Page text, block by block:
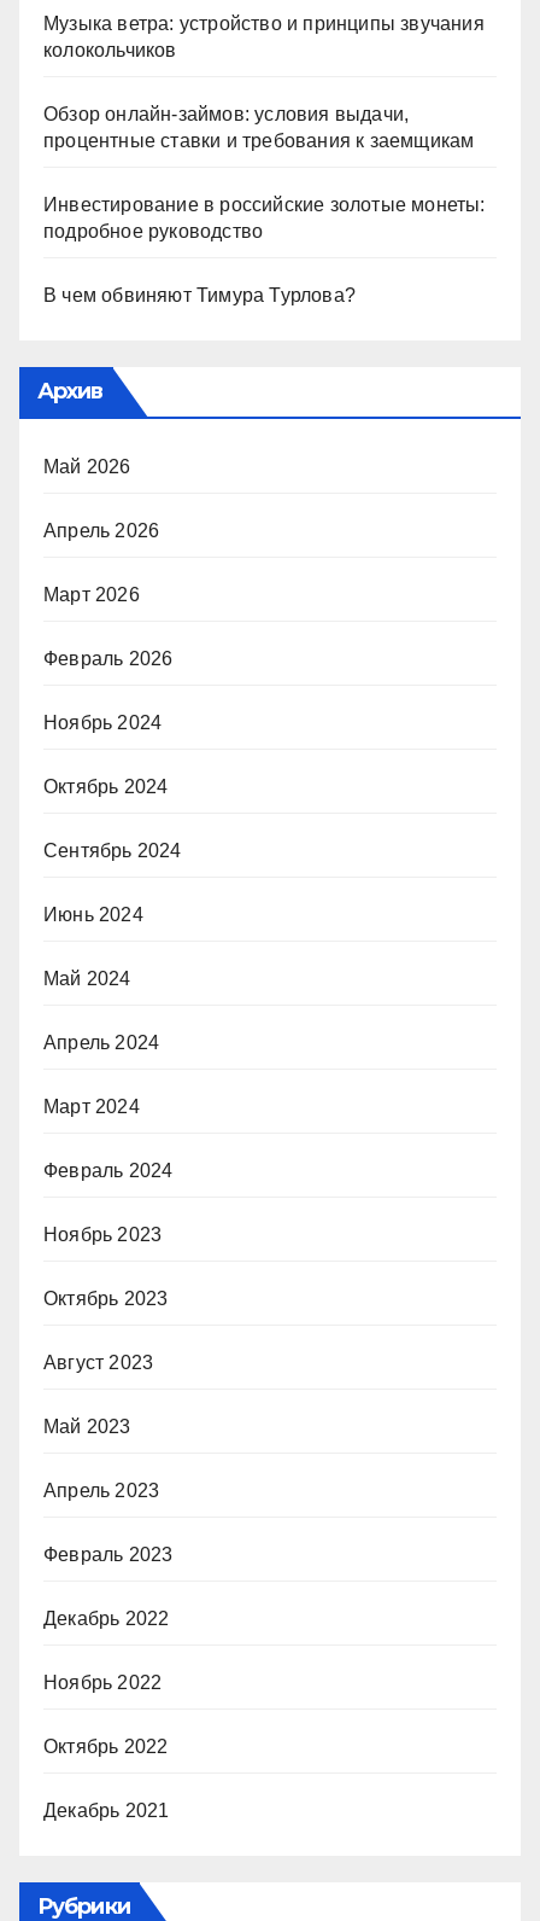
Музыка ветра: устройство и принципы звучания
колокольчиков
Обзор онлайн-займов: условия выдачи,
процентные ставки и требования к заемщикам
Инвестирование в российские золотые монеты:
подробное руководство
В чем обвиняют Тимура Турлова?
Архив
Май 2026
Апрель 2026
Март 2026
Февраль 2026
Ноябрь 2024
Октябрь 2024
Сентябрь 2024
Июнь 2024
Май 2024
Апрель 2024
Март 2024
Февраль 2024
Ноябрь 2023
Октябрь 2023
Август 2023
Май 2023
Апрель 2023
Февраль 2023
Декабрь 2022
Ноябрь 2022
Октябрь 2022
Декабрь 2021
Рубрики